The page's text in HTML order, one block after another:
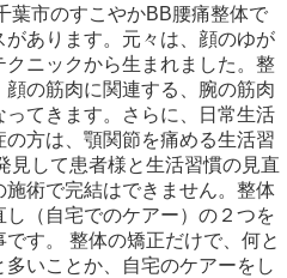
葉市のすこやかBB腰痛整体で
あります。元々は、顔のゆが
ニックから生まれました。整
の筋肉に関連する、腕の筋肉
てきます。さらに、日常生活
方は、顎関節を痛める生活習
見して患者様と生活習慣の見直
術で完結はできません。整体
（自宅でのケアー）の２つを
す。 整体の矯正だけで、何と
いことか、自宅のケアーをし